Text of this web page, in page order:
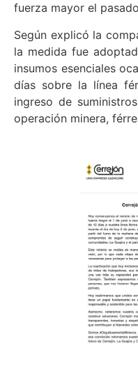
fuerza mayor el
Según explicó la
la medida fue
insumos esenciales
días sobre la línea
ingreso de
operación minera,